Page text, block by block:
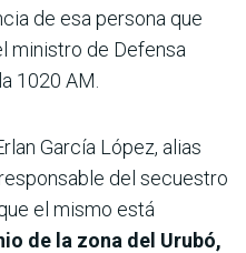
de esa persona que
ministro de Defensa
1020 AM.
García López, alias
del secuestro
el mismo está
de la zona del Urubó,